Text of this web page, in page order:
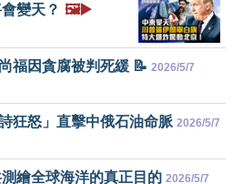
變天？ 🖼️▶️
福因貪腐被判死緩 📝 2026/5/7
狂怒」直擊中俄石油命脈 2026/5/7
繪全球海洋的真正目的 2026/5/7